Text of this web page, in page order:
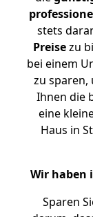
stets
Preisezu
bei einem
zu sparen,
Ihnen die
eine
Haus in
Wir haben
Sparen